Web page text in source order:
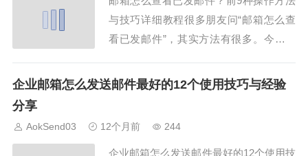
与技巧详细教程很多朋友问“邮箱怎么查
看已发邮件”，其实方法有很多。今天我
轻松掌握已发邮件查看技巧，同时了解A
呢？最简单的方法就是登录邮箱网页版，
企业邮箱怎么发送邮件最好的12个使用技巧与经验
分享
AokSend03 12个月前 244
企业邮箱怎么发送邮件最好的12个使用技